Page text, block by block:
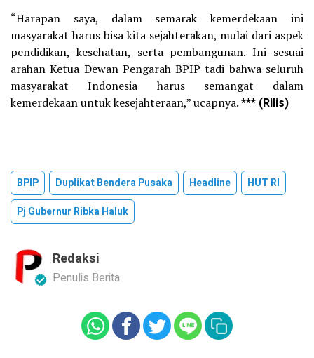
“Harapan saya, dalam semarak kemerdekaan ini
masyarakat harus bisa kita sejahterakan, mulai dari aspek
pendidikan, kesehatan, serta pembangunan. Ini sesuai
arahan Ketua Dewan Pengarah BPIP tadi bahwa seluruh
masyarakat Indonesia harus semangat dalam
kemerdekaan untuk kesejahteraan,” ucapnya.*** (Rilis)
BPIP Duplikat Bendera Pusaka Headline
HUT RI
Pj Gubernur Ribka Haluk
Redaksi
Penulis Berita